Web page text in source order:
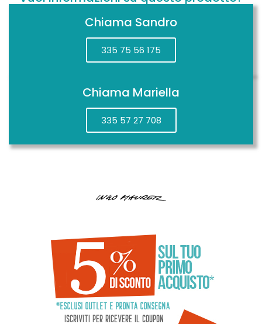
Chiama Sandro
335 75 56 175
Chiama Mariella
335 57 27 708